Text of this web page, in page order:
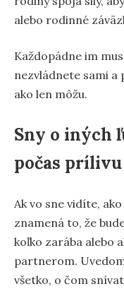
alebo rodinné
Každopádne im
nezvládnete sami a
ako len môžu.
Sny o iných
počas prílivu
Ak vo sne vidíte,
znamená to, že
koľko zarába alebo
partnerom.
všetko, o čom